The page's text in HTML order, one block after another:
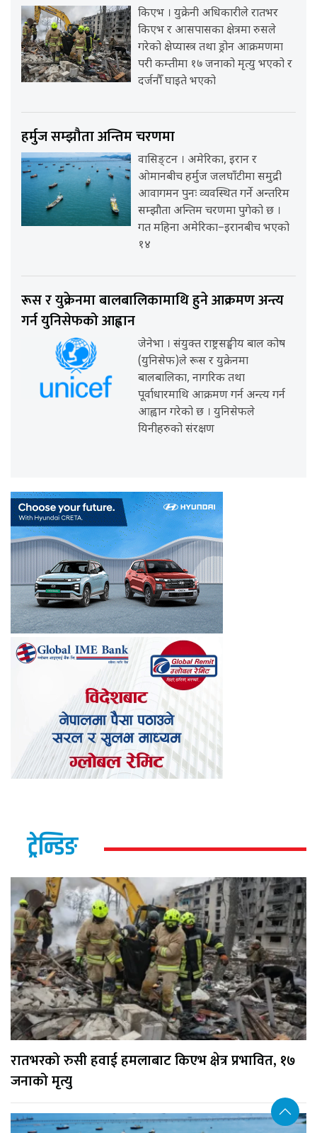
किएभ । युक्रेनी अधिकारीले रातभर
किएभ र आसपासका क्षेत्रमा रुसले
गरेको क्षेप्यास्त्र तथा ड्रोन आक्रमणमा
परी कम्तीमा १७ जनाको मृत्यु भएको र
दर्जनौँ घाइते भएको
हर्मुज सम्झौता अन्तिम चरणमा
वासिङ्टन । अमेरिका, इरान र
ओमानबीच हर्मुज जलघाँटीमा समुद्री
आवागमन पुनः व्यवस्थित गर्ने अन्तरिम
सम्झौता अन्तिम चरणमा पुगेको छ ।
गत महिना अमेरिका–इरानबीच भएको
१४
रूस र युक्रेनमा बालबालिकामाथि हुने आक्रमण अन्त्य
गर्न युनिसेफको आह्वान
जेनेभा । संयुक्त राष्ट्रसङ्घीय बाल कोष
(युनिसेफ)ले रूस र युक्रेनमा
बालबालिका, नागरिक तथा
पूर्वाधारमाथि आक्रमण गर्न अन्त्य गर्न
आह्वान गरेको छ । युनिसेफले
यिनीहरुको संरक्षण
ट्रेन्डिङ
रातभरको रुसी हवाई हमलाबाट किएभ क्षेत्र प्रभावित, १७
जनाको मृत्यु